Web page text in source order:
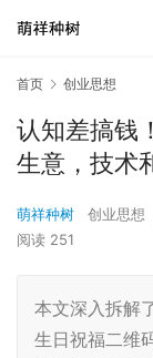
首页 创业思想
认知差搞钱
生意，技术
萌祥种树 创业思想
阅读 251
本文深入拆解
生日祝福二维